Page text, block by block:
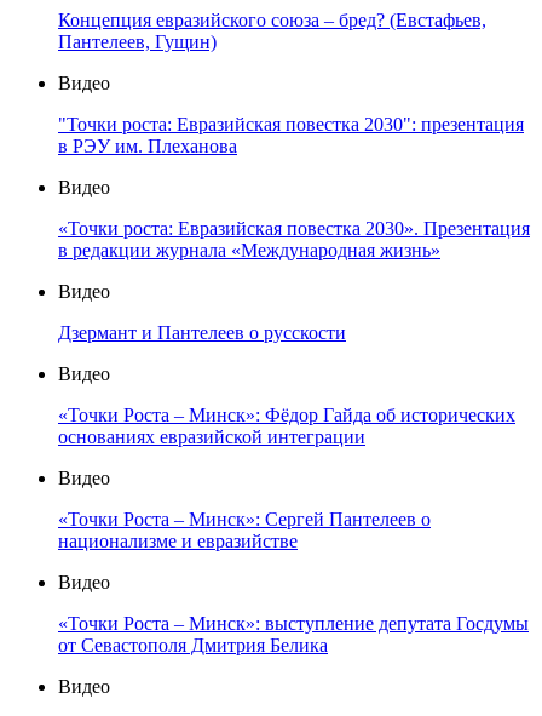
Концепция евразийского союза – бред? (Евстафьев,
Пантелеев, Гущин)
Видео
"Точки роста: Евразийская повестка 2030": презентация
в РЭУ им. Плеханова
Видео
«Точки роста: Евразийская повестка 2030». Презентация
в редакции журнала «Международная жизнь»
Видео
Дзермант и Пантелеев о русскости
Видео
«Точки Роста – Минск»: Фёдор Гайда об исторических
основаниях евразийской интеграции
Видео
«Точки Роста – Минск»: Сергей Пантелеев о
национализме и евразийстве
Видео
«Точки Роста – Минск»: выступление депутата Госдумы
от Севастополя Дмитрия Белика
Видео